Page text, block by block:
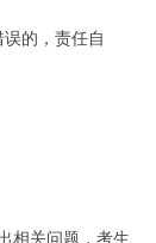
的，责任自
相关问题，考生